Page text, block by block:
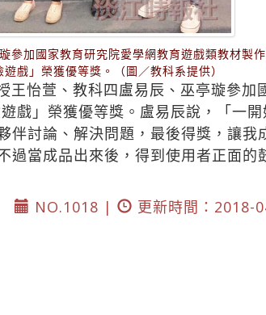
參加國家教育研究院愛學網教育遊戲類教材製
遊戲」榮獲優等獎。（圖／教科系提供）
王怡萱、教科四盧易辰、巫亭璇參
戲」榮獲優等獎。盧易辰說，「一
伴討論、解決問題，最後得獎，讓
過當成品出來後，得到使用者正面
NO.1018 |
更新時間：2018-